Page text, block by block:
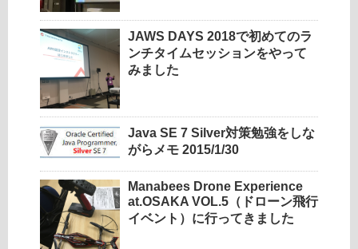
JAWS DAYS 2018で初めてのラ
ンチタイムセッションをやって
みました
Java SE 7 Silver対策勉強をしな
がらメモ 2015/1/30
Manabees Drone Experience
at.OSAKA VOL.5（ドローン飛行
イベント）に行ってきました